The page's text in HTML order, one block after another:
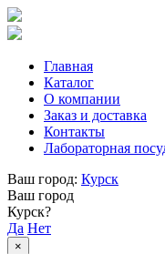
Главная
Каталог
О компании
Заказ и доставка
Контакты
Лабораторная
Ваш город: Курск
Ваш город
Курск?
Да Нет
×